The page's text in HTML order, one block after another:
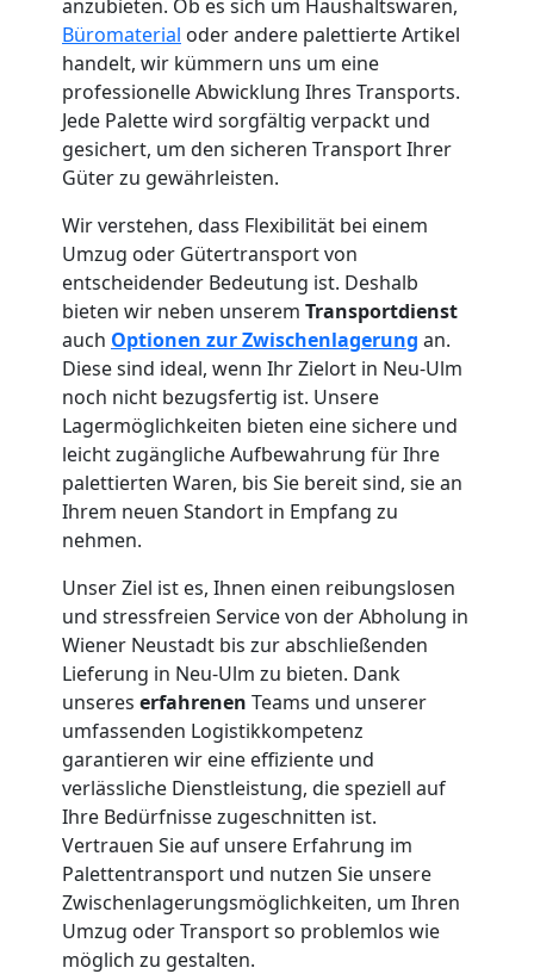
anzubieten. Ob es sich um Haushaltswaren,
Büromaterial oder andere palettierte Artikel
handelt, wir kümmern uns um eine
professionelle Abwicklung Ihres Transports.
Jede Palette wird sorgfältig verpackt und
gesichert, um den sicheren Transport Ihrer
Güter zu gewährleisten.
Wir verstehen, dass Flexibilität bei einem
Umzug oder Gütertransport von
entscheidender Bedeutung ist. Deshalb
bieten wir neben unserem Transportdienst
auch Optionen zur Zwischenlagerung an.
Diese sind ideal, wenn Ihr Zielort in Neu-Ulm
noch nicht bezugsfertig ist. Unsere
Lagermöglichkeiten bieten eine sichere und
leicht zugängliche Aufbewahrung für Ihre
palettierten Waren, bis Sie bereit sind, sie an
Ihrem neuen Standort in Empfang zu
nehmen.
Unser Ziel ist es, Ihnen einen reibungslosen
und stressfreien Service von der Abholung in
Wiener Neustadt bis zur abschließenden
Lieferung in Neu-Ulm zu bieten. Dank
unseres erfahrenen Teams und unserer
umfassenden Logistikkompetenz
garantieren wir eine effiziente und
verlässliche Dienstleistung, die speziell auf
Ihre Bedürfnisse zugeschnitten ist.
Vertrauen Sie auf unsere Erfahrung im
Palettentransport und nutzen Sie unsere
Zwischenlagerungsmöglichkeiten, um Ihren
Umzug oder Transport so problemlos wie
möglich zu gestalten.
Umzüge
Wiener
Neustadt
Vereinsumzug
Wiener
Neustadt
Anfrage
Möbeltransport
National
Möbeltransport
International
Beiladung
National